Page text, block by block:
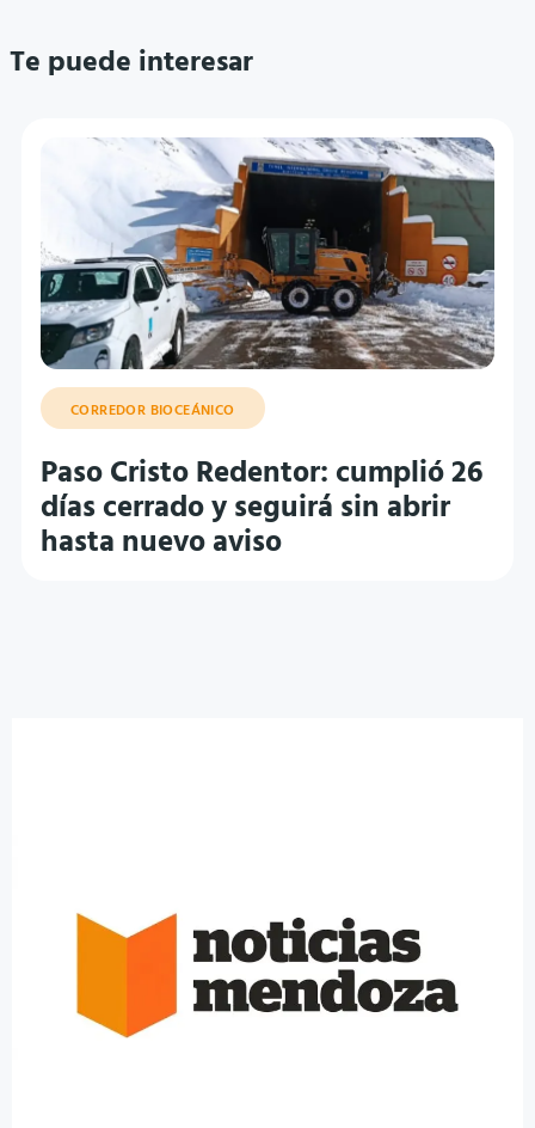
Te puede interesar
CORREDOR BIOCEÁNICO
Paso Cristo Redentor: cumplió 26
días cerrado y seguirá sin abrir
hasta nuevo aviso